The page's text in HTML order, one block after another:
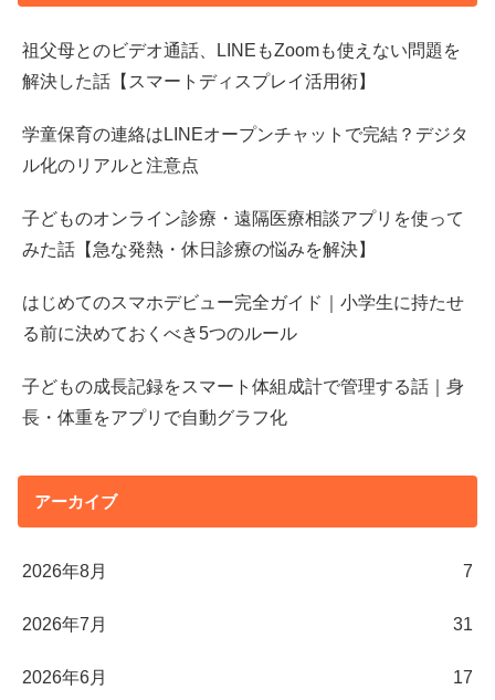
祖父母とのビデオ通話、LINEもZoomも使えない問題を
解決した話【スマートディスプレイ活用術】
学童保育の連絡はLINEオープンチャットで完結？デジタ
ル化のリアルと注意点
子どものオンライン診療・遠隔医療相談アプリを使って
みた話【急な発熱・休日診療の悩みを解決】
はじめてのスマホデビュー完全ガイド｜小学生に持たせ
る前に決めておくべき5つのルール
子どもの成長記録をスマート体組成計で管理する話｜身
長・体重をアプリで自動グラフ化
アーカイブ
2026年8月 7
2026年7月 31
2026年6月 17